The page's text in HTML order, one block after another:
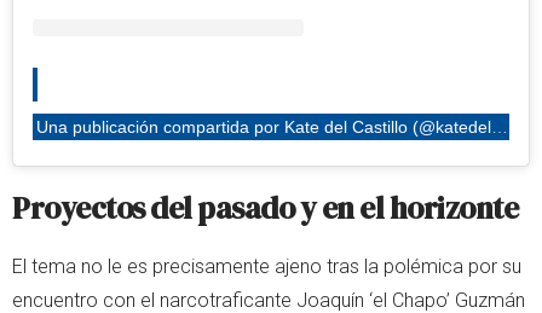
Una publicación compartida por Kate del Castillo (@katedelcastillo)
Proyectos del pasado y en el horizonte
El tema no le es precisamente ajeno tras la polémica por su
encuentro con el narcotraficante Joaquín ‘el Chapo’ Guzmán